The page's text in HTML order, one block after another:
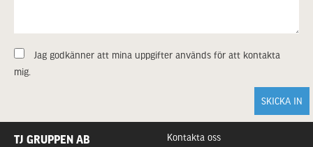
Jag godkänner att mina uppgifter används för att kontakta
mig.
TJ GRUPPEN AB
Kontakta oss